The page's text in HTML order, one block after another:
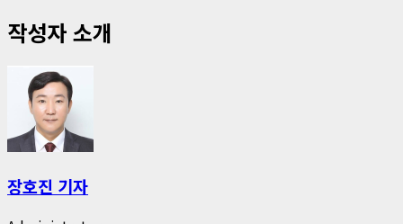
작성자 소개
장호진 기자